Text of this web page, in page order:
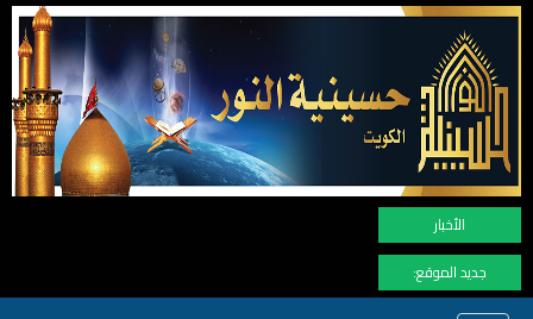
الأخبار
جديد الموقع: